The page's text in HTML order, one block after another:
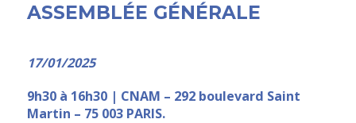
ASSEMBLÉE GÉNÉRALE
17/01/2025
9h30 à 16h30 | CNAM – 292 boulevard Saint
Martin – 75 003 PARIS.